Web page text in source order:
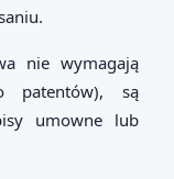
nie wymagają
patentów), są
umowne lub